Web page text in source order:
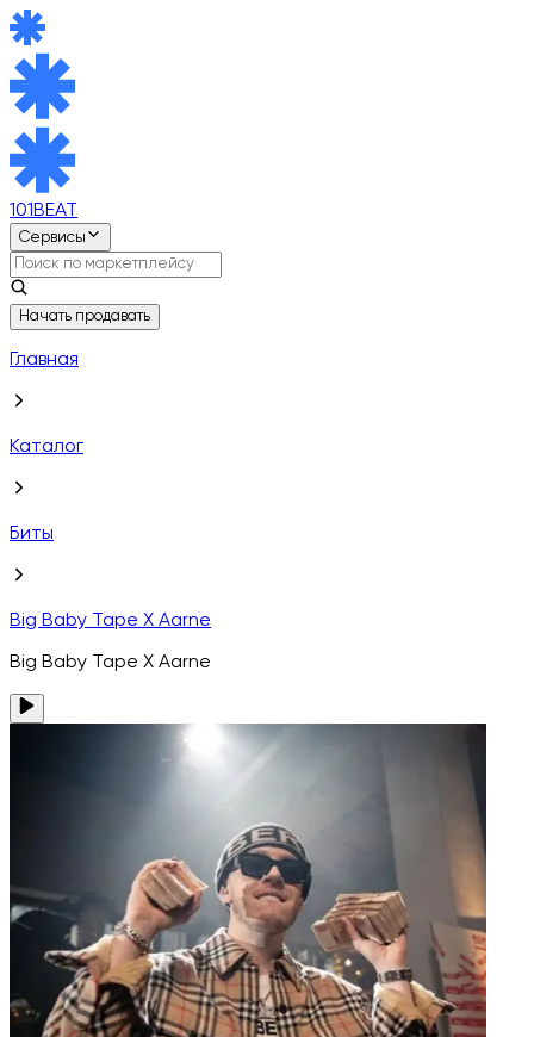
101BEAT
Сервисы
Начать продавать
Главная
Каталог
Биты
Big Baby Tape X Aarne
Big Baby Tape X Aarne